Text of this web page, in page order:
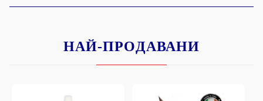
НАЙ-ПРОДАВАНИ